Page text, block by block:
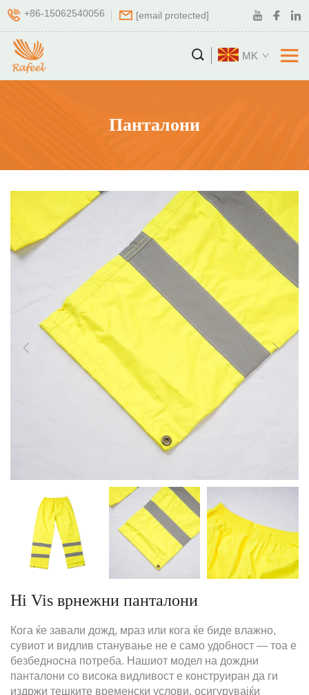
+86-15062540056 [email protected]
MK
Панталони
Hi Vis врнежни панталони
Кога ќе завали дожд, мраз или кога ќе биде влажно,
сувиот и видлив станување не е само удобност — тоа е
безбедносна потреба. Нашиот модел на дождни
панталони со висока видливост е конструиран да ги
издржи тешките временски услови, осигурувајќи